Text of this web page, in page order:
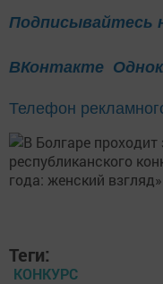
Подписывайтесь
ВКонтакте
Телефон
Теги:
КОНКУРС